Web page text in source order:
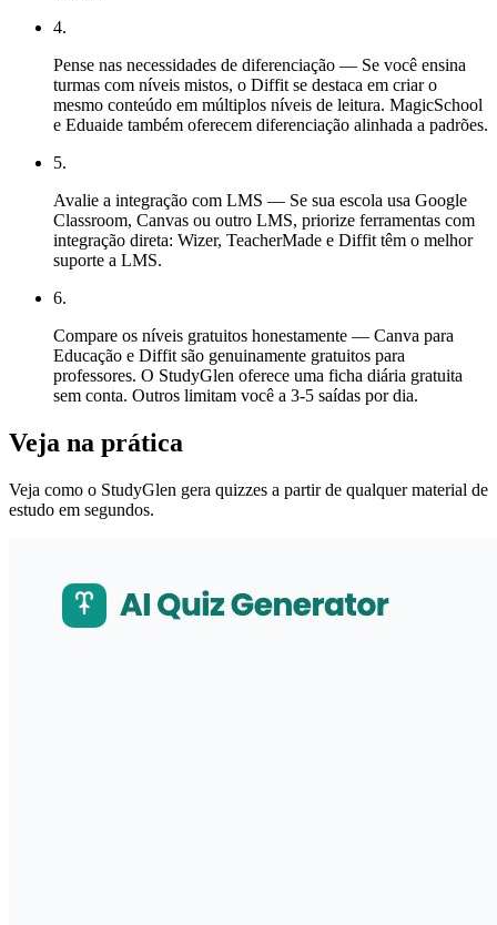
4.
Pense nas necessidades de diferenciação — Se você ensina
turmas com níveis mistos, o Diffit se destaca em criar o
mesmo conteúdo em múltiplos níveis de leitura. MagicSchool
e Eduaide também oferecem diferenciação alinhada a padrões.
5.
Avalie a integração com LMS — Se sua escola usa Google
Classroom, Canvas ou outro LMS, priorize ferramentas com
integração direta: Wizer, TeacherMade e Diffit têm o melhor
suporte a LMS.
6.
Compare os níveis gratuitos honestamente — Canva para
Educação e Diffit são genuinamente gratuitos para
professores. O StudyGlen oferece uma ficha diária gratuita
sem conta. Outros limitam você a 3-5 saídas por dia.
Veja na prática
Veja como o StudyGlen gera quizzes a partir de qualquer material de
estudo em segundos.